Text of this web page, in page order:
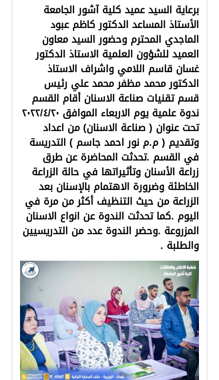
برعاية السيد عميد كلية آشور الجامعة
الأستاذ المساعد الدكتور كاظم عبود
الماجدي المحترم وحضور السيد معاون
العميد للشؤون العلمية الاستاذ الدكتور
غسان قاسم اللامي واشراف الاستاذ
الدكتور محمد مظفر محمد علي رئيس
قسم تقنيات صناعة الاسنان أقام القسم
ندوة علمية يوم الاربعاء الموافق ٢٠٢٢/٤/٢٠
تحت عنوان ( صناعة الاسنان) من اعداد
وتقديم ( م.م نور احمد جاسم ) التدريسة
في القسم .تحدثت المحاضرة عن طرق
زراعة الأسنان وتأثيراتها في حالة الزراعة
الخاطئة وضرورة الاهتمام بالإسنان بعد
الزراعة من حيث التنظيف أكثر من مرة في
اليوم .كما تحدثت الندوة عن انواع الاسنان
المزروعة .وحضر الندوة عدد من التدريسيين
والطلبة .